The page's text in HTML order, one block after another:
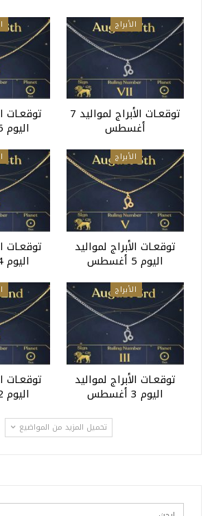
الأبراج
توقعـات الأبراج لمواليد 7
أغسطس
توقعـات
اليوم 6 أغسطس
الأبراج
توقعـات الأبراج لمواليد
اليوم 5 أغسطس
توقعـات
اليوم 4 أغسطس
الأبراج
توقعـات الأبراج لمواليد
اليوم 3 أغسطس
توقعـات
اليوم 2 أغسطس
تحميل المزيد من المواضيع